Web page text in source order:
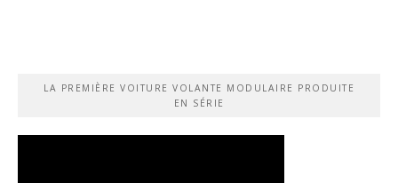
LA PREMIÈRE VOITURE VOLANTE MODULAIRE PRODUITE
EN SÉRIE